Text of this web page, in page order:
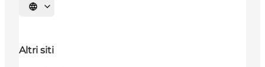
Seleziona la lingua
Altri siti